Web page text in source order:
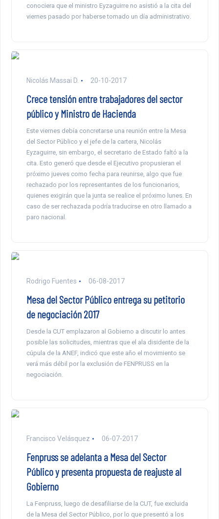
conociera que el ministro Eyzaguirre no asistió a la cita del
viernes pasado por haberse tomado un día administrativo.
Nicolás Massai D. 20-10-2017
Crece tensión entre trabajadores del sector
público y Ministro de Hacienda
Este viernes debía concretarse una reunión entre la Mesa
del Sector Público y el jefe de la cartera, Nicolás
Eyzaguirre, sin embargo, el secretario de Estado faltó a la
cita. Esto generó que desde el Ejecutivo propusieran el
próximo jueves como fecha para reunirse, algo que fue
rechazado por los representantes de los funcionarios,
quienes exigirán que la junta se realice el próximo lunes. En
caso de ser rechazada podría traducirse en otro llamado a
paro nacional.
Rodrigo Fuentes 06-08-2017
Mesa del Sector Público entrega su petitorio
de negociación 2017
Desde la CUT emplazaron al Gobierno a discutir lo antes
posible las solicitudes, mientras que el ala disidente de la
cúpula de la ANEF, indicó que este año el movimiento se
verá más débil por la exclusión de FENPRUSS en la
negociación.
Francisco Velásquez 06-07-2017
Fenpruss se adelanta a Mesa del Sector
Público y presenta propuesta de reajuste al
Gobierno
La Fenpruss, luego de desafiliarse de la CUT, fue excluida
de la Mesa del Sector Público, por lo que presentó a los